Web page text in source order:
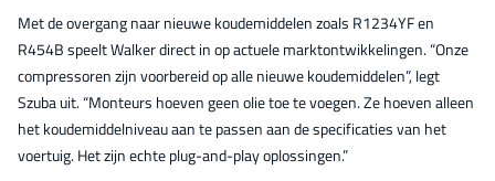
Met de overgang naar nieuwe koudemiddelen zoals R1234YF en
R454B speelt Walker direct in op actuele marktontwikkelingen. “Onze
compressoren zijn voorbereid op alle nieuwe koudemiddelen”, legt
Szuba uit. “Monteurs hoeven geen olie toe te voegen. Ze hoeven alleen
het koudemiddelniveau aan te passen aan de specificaties van het
voertuig. Het zijn echte plug-and-play oplossingen.”